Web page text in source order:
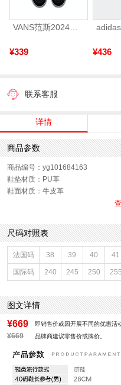
VANS范斯2024中性SK8-HiCL帆布鞋/硫化鞋VN000D5IB8C
¥339 ¥436
联系客服
详情
商品参数
商品编号：yg101684163
鞋垫材质：PU革
鞋面材质：牛皮革
性别：男子
上市时间：2026年夏季
里料材质：PU革
色系：棕色
流行元素：纯色
尺码对照表
法国码 38 39 40 41
国际码 240 245 250 255
图文详情
¥669 即销售价或因开展不同的优惠活
¥669 品牌商建议零售价或牌价。